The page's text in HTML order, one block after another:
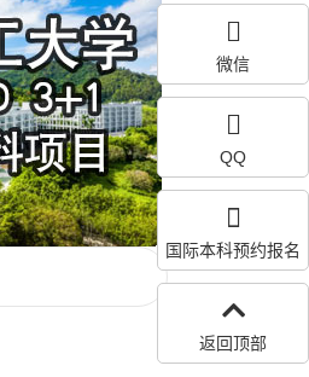
微信
QQ
国际本科预约报名
返回顶部